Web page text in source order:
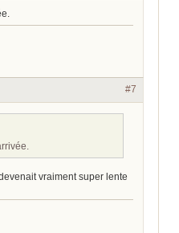
#7
vraiment super lente